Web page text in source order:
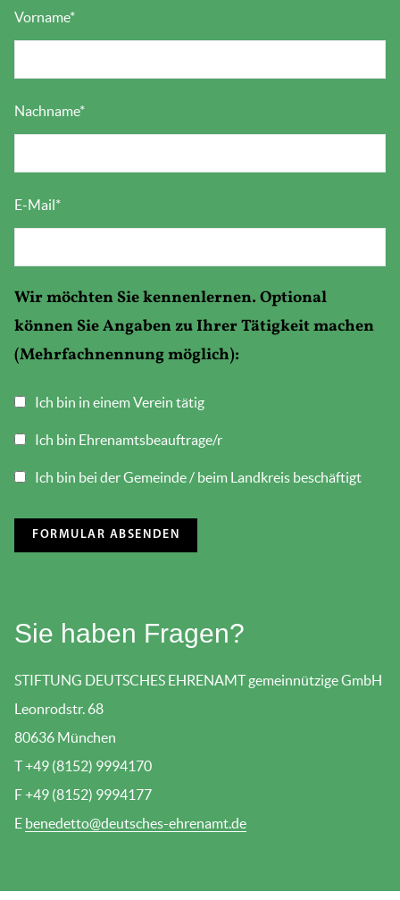
Vorname*
Nachname*
E-Mail*
Wir möchten Sie kennenlernen. Optional
können Sie Angaben zu Ihrer Tätigkeit machen
(Mehrfachnennung möglich):
Ich bin in einem Verein tätig
Ich bin Ehrenamtsbeauftrage/r
Ich bin bei der Gemeinde / beim Landkreis beschäftigt
Sie haben Fragen?
STIFTUNG DEUTSCHES EHRENAMT gemeinnützige GmbH
Leonrodstr. 68
80636 München
T +49 (8152) 9994170
F +49 (8152) 9994177
E benedetto@deutsches-ehrenamt.de